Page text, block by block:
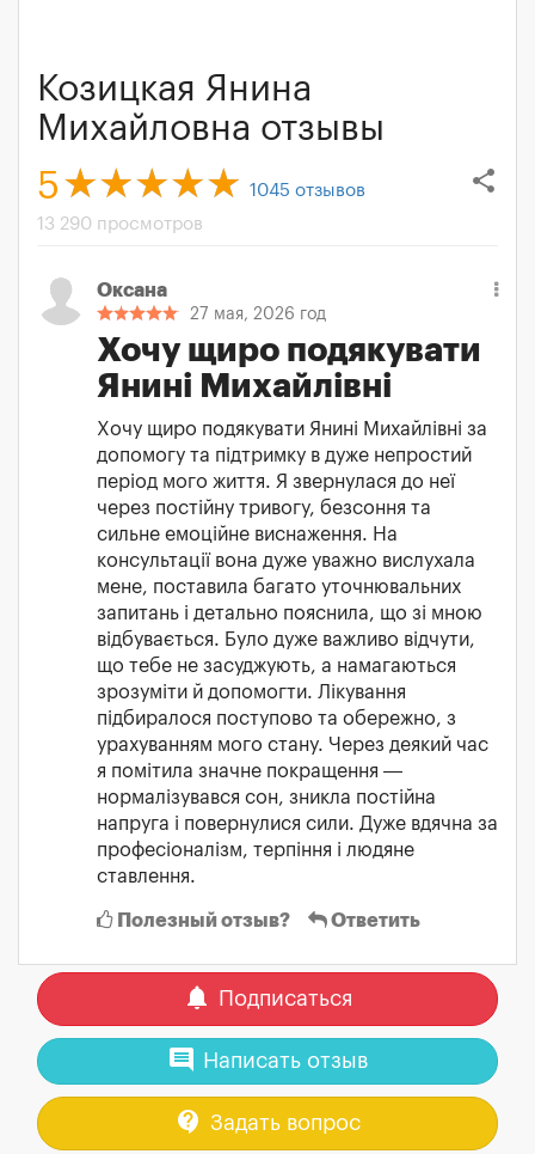
Козицкая Янина
Михайловна отзывы
share
5 1045 отзывов
13 290 просмотров
Оксана
27 мая, 2026 год
Хочу щиро подякувати
Янині Михайлівні
Хочу щиро подякувати Янині Михайлівні за
допомогу та підтримку в дуже непростий
період мого життя. Я звернулася до неї
через постійну тривогу, безсоння та
сильне емоційне виснаження. На
консультації вона дуже уважно вислухала
мене, поставила багато уточнювальних
запитань і детально пояснила, що зі мною
відбувається. Було дуже важливо відчути,
що тебе не засуджують, а намагаються
зрозуміти й допомогти. Лікування
підбиралося поступово та обережно, з
урахуванням мого стану. Через деякий час
я помітила значне покращення —
нормалізувався сон, зникла постійна
напруга і повернулися сили. Дуже вдячна за
професіоналізм, терпіння і людяне
ставлення.
Полезный отзыв? Ответить
notifications Подписаться
comment Написать отзыв
contact_support Задать вопрос